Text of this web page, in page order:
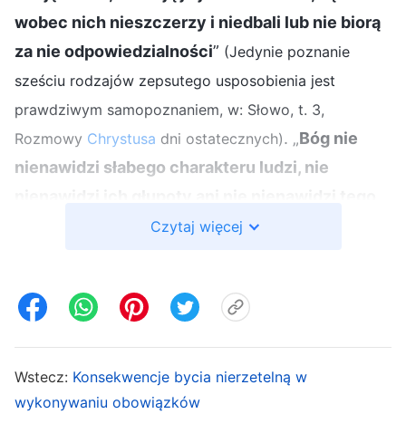
wobec nich nieszczerzy i niedbali lub nie biorą
za nie odpowiedzialności” (Jedynie poznanie
sześciu rodzajów zepsutego usposobienia jest
prawdziwym samopoznaniem, w: Słowo, t. 3,
Rozmowy Chrystusa dni ostatecznych). „Bóg nie
nienawidzi słabego charakteru ludzi, nie
że mają zepsute usposobienie. Czego Bóg
to tylko z tego powodu Bóg nigdy nie znajdzie w
wątpliwość. Jeśli jesteś znużony prawdą, jeśli
jej nie miłujesz, jeśli twój stosunek do niej jest
Czytaj więcej
Wstecz: Konsekwencje bycia nierzetelną w
wykonywaniu obowiązków